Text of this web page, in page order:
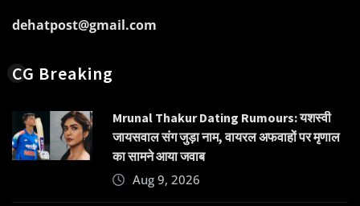
dehatpost@gmail.com
CG Breaking
Mrunal Thakur Dating Rumours: यशस्वी
जायसवाल संग जुड़ा नाम, वायरल अफवाहों पर मृणाल
का सामने आया जवाब
Aug 9, 2026